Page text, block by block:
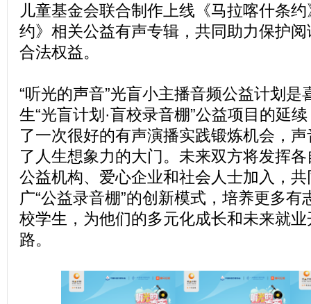
儿童基金会联合制作上线《马拉喀什条
约》相关公益有声专辑，共同助力保护
合法权益。
“听光的声音”光盲小主播音频公益计划是
生“光盲计划·盲校录音棚”公益项目的延
了一次很好的有声演播实践锻炼机会，
了人生想象力的大门。未来双方将发挥
公益机构、爱心企业和社会人士加入，
广“公益录音棚”的创新模式，培养更多
校学生，为他们的多元化成长和未来就
路。